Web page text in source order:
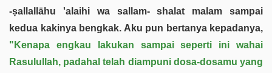
-ṣallallāhu 'alaihi wa sallam- shalat malam sampai
kedua kakinya bengkak. Aku pun bertanya kepadanya,
"Kenapa engkau lakukan sampai seperti ini wahai
Rasulullah, padahal telah diampuni dosa-dosamu yang